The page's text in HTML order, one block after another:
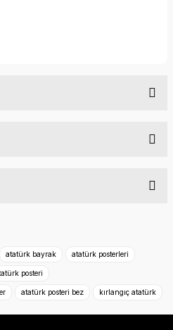
noktaları öneri formunu
ederiz.
veya görüntülenemiyor.
bulunuyor.
atatürk bayrak atatürk posterleri
posteri
atatürk posteri bez kırlangıç atatürk